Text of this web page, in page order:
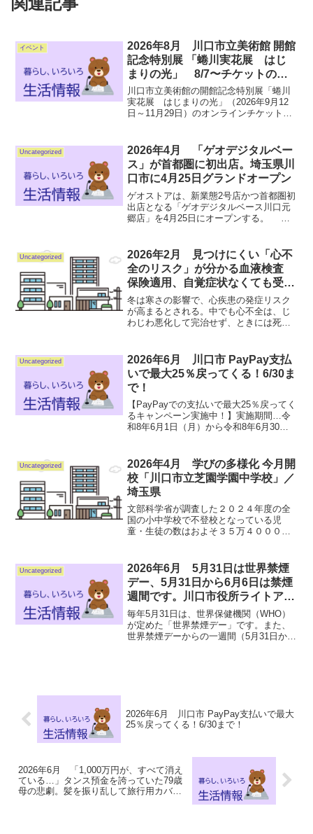
イベント
2026年8月 川口市立美術館 開館
記念特別展 「蜷川実花展 はじ
まりの光」 8/7〜チケットの販
売開始しました
川口市立美術館の開館記念特別展「蜷川
実花展 はじまりの光」（2026年9月12
日～11月29日）のオンラインチケット・
光」展覧会ページをご覧ください。■ 前
売り/オンラ...
Uncategorized
2026年4月 「ゲオデジタルベー
ス」が首都圏に初出店。埼玉県川
口市に4月25日グランドオープン
ゲオストアは、新業態2号店かつ首都圏初
出店となる「ゲオデジタルベース川口元
郷店」を4月25日にオープンする。
たあらゆるデジタル製品の販売・買取
に、修理、設定相談、...
Uncategorized
2026年2月 見つけにくい「心不
全のリスク」が分かる血液検査
保険適用、自覚症状なくても受け
て
冬は寒さの影響で、心疾患の発症リスク
が高まるとされる。中でも心不全は、じ
わじわ悪化して完治せず、ときには死に
査をすれば、早めに把握することができ
る。心疾患は日本人の死因...
Uncategorized
2026年6月 川口市 PayPay支払
いで最大25％戻ってくる！6/30ま
で！
【PayPayでの支払いで最大25％戻ってく
るキャンペーン実施中！】実施期間…令
和8年6月1日（月）から令和8年6月30日
2,000ポイント/回、10,000ポイ...
Uncategorized
2026年4月 学びの多様化 今月開
校「川口市立芝園学園中学校」／
埼玉県
文部科学省が調査した２０２４年度の全
国の小中学校で不登校となっている児
童・生徒の数はおよそ３５万４０００人
陣に公開されました。 川口市立芝園学
園中学校は、不登校を経験す...
Uncategorized
2026年6月 5月31日は世界禁煙
デー、5月31日から6月6日は禁煙
週間です。川口市役所ライトアッ
プ
毎年5月31日は、世界保健機関（WHO）
が定めた「世界禁煙デー」です。また、
世界禁煙デーからの一週間（5月31日から
2026年6月 川口市 PayPay支払いで最大
25％戻ってくる！6/30まで！
2026年6月 「1,000万円が、すべて消え
ている…」タンス預金を誇っていた79歳
母の悲劇。髪を振り乱して旅行用カバン